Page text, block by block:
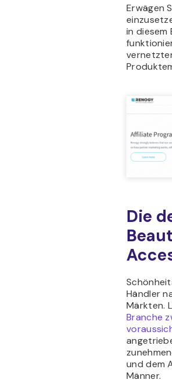
Erwägen
in
Die
Händler
Märkten.
Branche
und dem
Männer.